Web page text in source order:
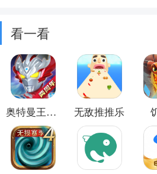
看一看
奥特曼王者传奇 无敌推推乐